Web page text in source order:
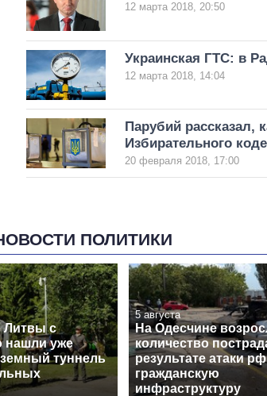
12 марта 2018, 20:50
Украинская ГТС: в
12 марта 2018, 14:04
Парубий рассказал,
Избирательного
20 февраля 2018, 17:00
ПОЛИТИКИ
Литвы с
нашли уже
туннель
5 августа
На Одесчине
количество
результате атаки
гражданскую
инфраструктуру